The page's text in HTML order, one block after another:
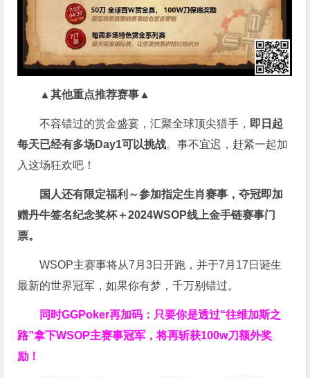
▲其他重点推荐赛事▲
不容错过的赏金盛宴，汇聚全球顶尖猎手， 即日起
每天已经有多场Day1可以挑战。事不宜迟，赶紧一起加
入这场狂欢吧！
国人还有限定福利～参加指定生肖赛事，夺冠即加
赠丹牛签名纪念奖杯＋2024WSOP线上金手链赛事门
票。
WSOP主赛事将从7月3日开跑，并于7月17日诞生
最新的世界冠军，如果你有梦，千万别错过。
同时GGPoker再加码：只要你是透过“往维加斯之
路”拿下WSOP主赛事冠军，将再斩获100w刀额外奖
励！